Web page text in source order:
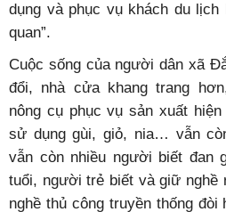
dụng và phục vụ khách du
quan”.
Cuộc sống của người dân xã
đổi, nhà cửa khang trang
nông cụ phục vụ sản xuất
sử dụng gùi, giỏ, nia… vẫn
vẫn còn nhiều người biết đan
tuổi, người trẻ biết và giữ nghề
nghề thủ công truyền thống